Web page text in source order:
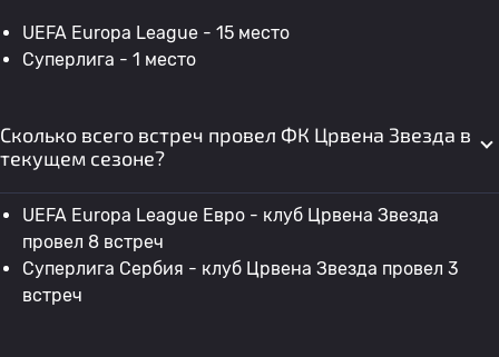
UEFA Europa League - 15 место
Суперлига - 1 место
Сколько всего встреч провел ФК Црвена Звезда в
текущем сезоне?
UEFA Europa League Евро - клуб Црвена Звезда
провел 8 встреч
Суперлига Сербия - клуб Црвена Звезда провел 3
встреч